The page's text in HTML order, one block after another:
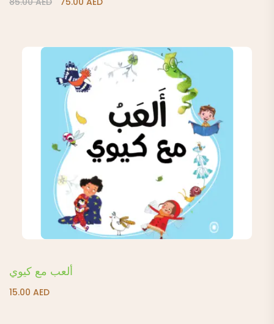
ألعب مع كيوي
15.00 AED